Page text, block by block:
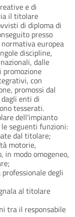
e di
il titolare
di diploma di
presso
europea
discipline,
dalle
promozione
con
promossi dal
enti di
tesserati.
dell'impianto
seguenti funzioni:
dal titolare;
motorie,
in modo omogeneo,
degli
al titolare
tra il responsabile